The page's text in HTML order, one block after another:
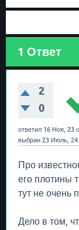
1 Ответ
2
0
ответил 16 Ноя, 23
выбран 23 Июль, 24
Про
его плотины
тут не очень
Дело в том,